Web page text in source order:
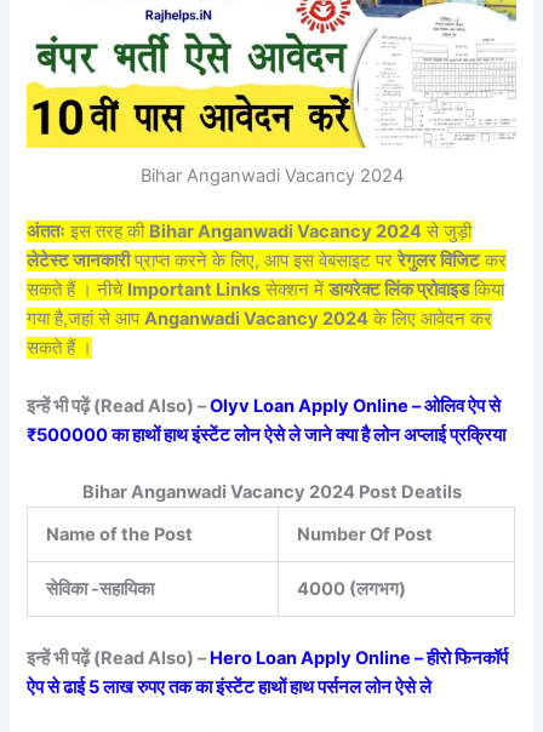
Bihar Anganwadi Vacancy 2024
अंततः इस तरह की Bihar Anganwadi Vacancy 2024 से जुड़ी
लेटेस्ट जानकारीप्राप्त करने के लिए, आप इस वेबसाइट पररेगुलर विजिटकर
सकते हैं । नीचे Important Links सेक्शन मेंडायरेक्ट लिंक प्रोवाइडकिया
गया है,जहां से आपAnganwadi Vacancy 2024 के लिए आवेदन कर
सकते हैं ।
इन्हें भी पढ़ें (Read Also) –Olyv Loan Apply Online – ओलिव ऐप से
₹500000 का हाथों हाथ इंस्टेंट लोन ऐसे ले जाने क्या है लोन अप्लाई प्रक्रिया
Bihar Anganwadi Vacancy 2024 Post Deatils
Name of the Post
Number Of Post
सेविका -सहायिका 4000 (लगभग)
इन्हें भी पढ़ें (Read Also) –Hero Loan Apply Online – हीरो फिनकॉर्प
ऐप से ढाई 5 लाख रुपए तक का इंस्टेंट हाथों हाथ पर्सनल लोन ऐसे ले